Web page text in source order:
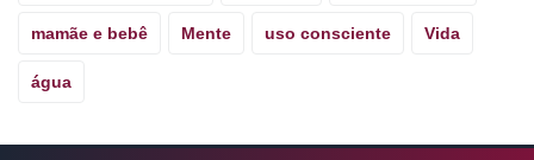
mamãe e bebê Mente uso consciente Vida
água